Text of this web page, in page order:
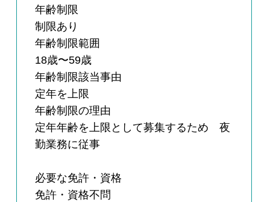
年齢制限
制限あり
年齢制限範囲
18歳〜59歳
年齢制限該当事由
定年を上限
年齢制限の理由
定年年齢を上限として募集するため 夜
勤業務に従事
必要な免許・資格
免許・資格不問